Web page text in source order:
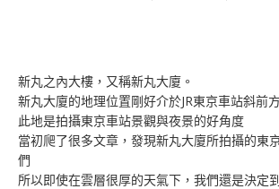
新丸之內大樓，又稱新丸大廈。
新丸大廈的地理位置剛好介於JR東京車站斜前方
此地是拍攝東京車站景觀與夜景的好角度
當初爬了很多文章，發現新丸大廈所拍攝的東
們
所以即使在雲層很厚的天氣下，我們還是決定